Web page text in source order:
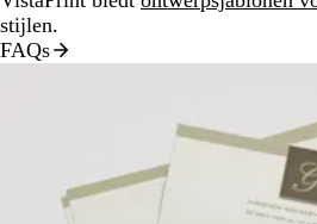
stijlen.
FAQs